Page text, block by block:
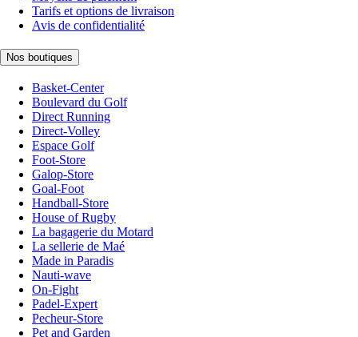
Tarifs et options de livraison
Avis de confidentialité
Nos boutiques
Basket-Center
Boulevard du Golf
Direct Running
Direct-Volley
Espace Golf
Foot-Store
Galop-Store
Goal-Foot
Handball-Store
House of Rugby
La bagagerie du Motard
La sellerie de Maé
Made in Paradis
Nauti-wave
On-Fight
Padel-Expert
Pecheur-Store
Pet and Garden